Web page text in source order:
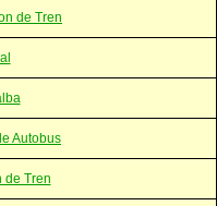
de Tren
Autobus
de Tren